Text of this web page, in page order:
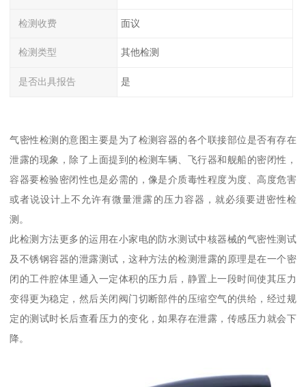
检测收费 面议
检测类型 其他检测
是否出具报告 是
气密性检测的意图主要是为了检测容器的各个联接部位是否有存在
泄露的现象，除了上面提到的检测车辆、飞行器和舰船的密闭性，
容器要检验密闭性也是必需的，像是介质毒性程度为度、高度危害
或者说设计上不允许有微量泄露的压力容器，就必须要进密性检
测。
此检测方法更多的运用在小家电的防水测试中核器械的气密性测试
及不锈钢容器的泄露测试，这种方法的检测泄露的原理是在一个密
闭的工件腔体里通入一定体积的压力后，静置上一段时间使其压力
变得更为稳定，然后关闭阀门切断部件的压缩空气的供给，经过规
定的测试时长后查看压力的变化，如果存在泄露，传感压力就会下
降。